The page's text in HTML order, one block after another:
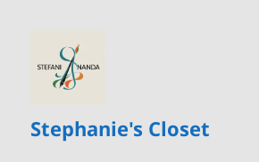
Stephanie's Closet